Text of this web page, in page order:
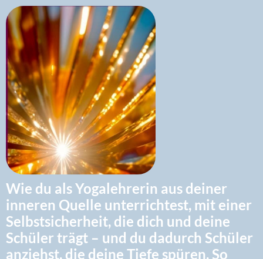
Wie du als Yogalehrerin aus deiner
inneren Quelle unterrichtest, mit einer
Selbstsicherheit, die dich und deine
Schüler trägt – und du dadurch Schüler
anziehst, die deine Tiefe spüren. So